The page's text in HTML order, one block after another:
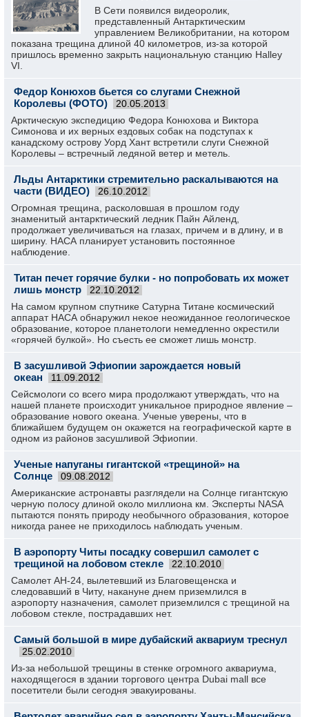
В Сети появился видеоролик,
представленный Антарктическим
управлением Великобритании, на котором
показана трещина длиной 40 километров, из-за которой
пришлось временно закрыть национальную станцию Halley
VI.
Федор Конюхов бьется со слугами Снежной
Королевы (ФОТО)
20.05.2013
Арктическую экспедицию Федора Конюхова и Виктора
Симонова и их верных ездовых собак на подступах к
канадскому острову Уорд Хант встретили слуги Снежной
Королевы – встречный ледяной ветер и метель.
Льды Антарктики стремительно раскалываются на
части (ВИДЕО)
26.10.2012
Огромная трещина, расколовшая в прошлом году
знаменитый антарктический ледник Пайн Айленд,
продолжает увеличиваться на глазах, причем и в длину, и в
ширину. НАСА планирует установить постоянное
наблюдение.
Титан печет горячие булки - но попробовать их может
лишь монстр
22.10.2012
На самом крупном спутнике Сатурна Титане космический
аппарат НАСА обнаружил некое неожиданное геологическое
образование, которое планетологи немедленно окрестили
«горячей булкой». Но съесть ее сможет лишь монстр.
В засушливой Эфиопии зарождается новый
океан
11.09.2012
Сейсмологи со всего мира продолжают утверждать, что на
нашей планете происходит уникальное природное явление –
образование нового океана. Ученые уверены, что в
ближайшем будущем он окажется на географической карте в
одном из районов засушливой Эфиопии.
Ученые напуганы гигантской «трещиной» на
Солнце
09.08.2012
Американские астронавты разглядели на Солнце гигантскую
черную полосу длиной около миллиона км. Эксперты NASA
пытаются понять природу необычного образования, которое
никогда ранее не приходилось наблюдать ученым.
В аэропорту Читы посадку совершил самолет с
трещиной на лобовом стекле
22.10.2010
Самолет АН-24, вылетевший из Благовещенска и
следовавший в Читу, накануне днем приземлился в
аэропорту назначения, самолет приземлился с трещиной на
лобовом стекле, пострадавших нет.
Самый большой в мире дубайский аквариум треснул
25.02.2010
Из-за небольшой трещины в стенке огромного аквариума,
находящегося в здании торгового центра Dubai mall все
посетители были сегодня эвакуированы.